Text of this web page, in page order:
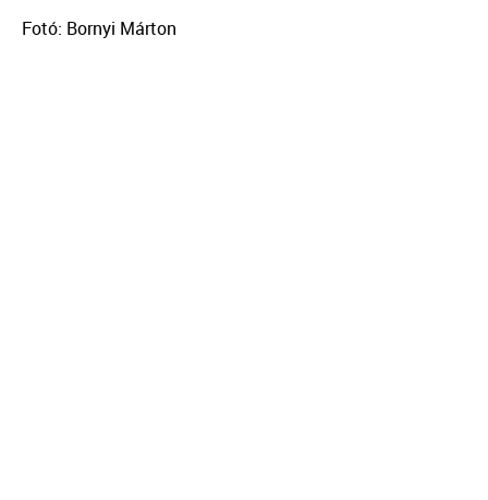
Fotó: Bornyi Márton